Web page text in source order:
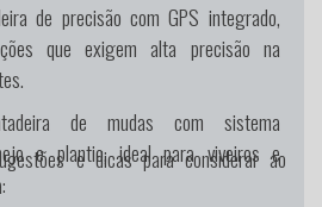
de precisão com GPS integrado,
que exigem alta precisão na
de mudas com sistema
e plantio, ideal para viveiros e
e dicas para considerar ao